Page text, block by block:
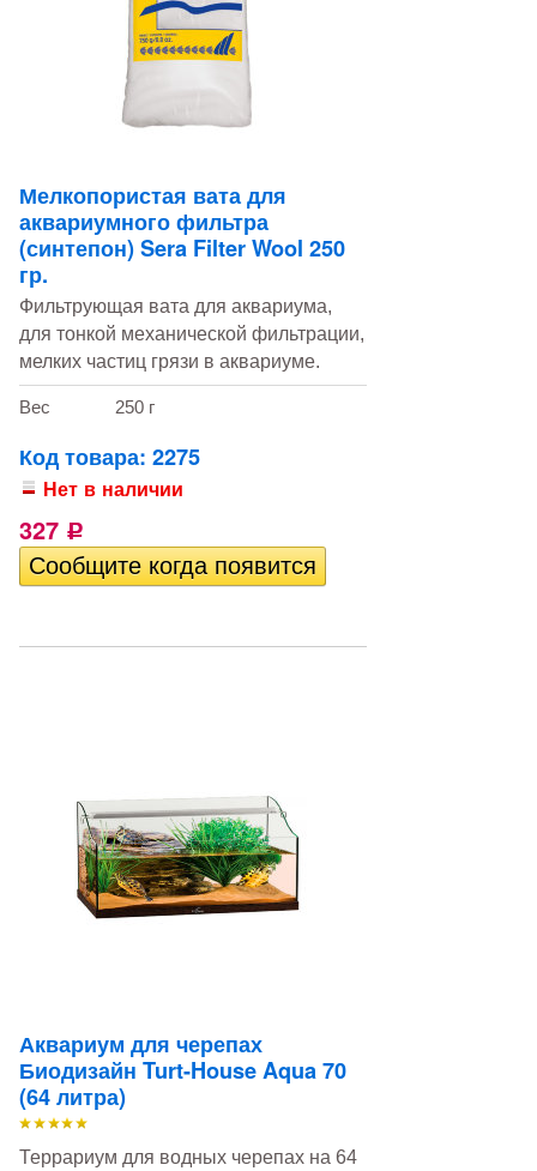
Мелкопористая вата для
аквариумного фильтра
(синтепон) Sera Filter Wool 250
гр.
Фильтрующая вата для аквариума,
для тонкой механической фильтрации,
мелких частиц грязи в аквариуме.
Вес 250 г
Код товара: 2275
Нет в наличии
327 Р
Аквариум для черепах
Биодизайн Turt-House Aqua 70
(64 литра)
Террариум для водных черепах на 64